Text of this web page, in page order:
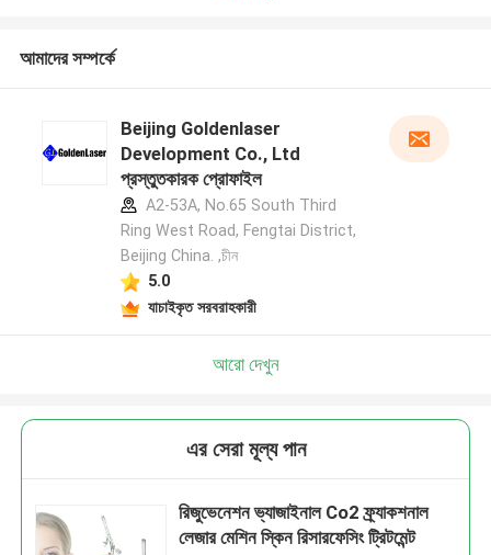
আমাদের সম্পর্কে
Beijing Goldenlaser
Development Co., Ltd
প্রস্তুতকারক প্রোফাইল
A2-53A, No.65 South Third
Ring West Road, Fengtai District,
Beijing China. ,চীন
5.0
যাচাইকৃত সরবরাহকারী
আরো দেখুন
এর সেরা মূল্য পান
রিজুভেনেশন ভ্যাজাইনাল Co2 ফ্র্যাকশনাল
লেজার মেশিন স্কিন রিসারফেসিং ট্রিটমেন্ট